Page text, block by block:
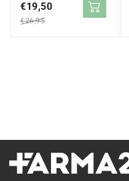
en
solde
€19,50
régulier
€26,95